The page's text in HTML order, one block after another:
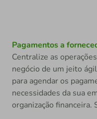
Pagamentos a
Centralize as
negócio de um jeito
para agendar os
necessidades da sua
organização financeira.